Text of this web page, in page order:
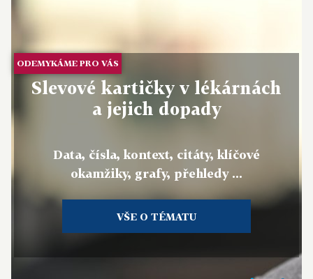
ODEMYKÁME PRO VÁS
Slevové kartičky v lékárnách
a jejich dopady
Data, čísla, kontext, citáty, klíčové
okamžiky, grafy, přehledy ...
VŠE O TÉMATU